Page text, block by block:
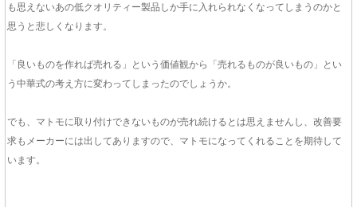
も思えないあの低クオリティー製品しか手に入れられなくなってしまうのかと
思うと悲しくなります。
「良いものを作れば売れる」という価値観から「売れるものが良いもの」とい
う中華式の考え方に変わってしまったのでしょうか。
でも、マトモに取り付けできないものが売れ続けるとは思えませんし、改善要
求もメーカーには出してありますので、マトモになってくれることを期待して
います。